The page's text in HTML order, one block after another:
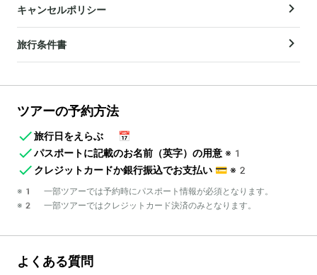
キャンセルポリシー
旅行条件書
ツアーの予約方法
旅行日をえらぶ
📅
パスポートに記載のお名前（英字）の用意 ※1
クレジットカードか銀行振込でお支払い 💳 ※2
※1 一部ツアーでは予約時にパスポート情報が必須となります。
※2 一部ツアーではクレジットカード決済のみとなります。
よくある質問